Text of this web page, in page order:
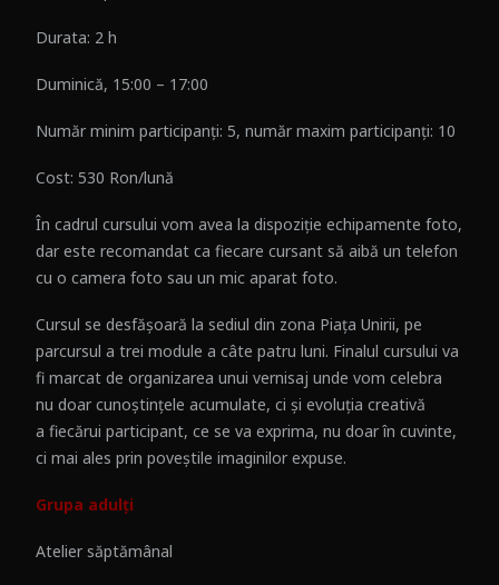
Durata: 2 h
Duminică, 15:00 – 17:00
Număr minim participanți: 5, număr maxim participanți: 10
Cost: 530 Ron/lună
În cadrul cursului vom avea la dispoziție echipamente foto,
dar este recomandat ca fiecare cursant să aibă un telefon
cu o camera foto sau un mic aparat foto.
Cursul se desfășoară la sediul din zona Piața Unirii, pe
parcursul a trei module a câte patru luni. Finalul cursului va
fi marcat de organizarea unui vernisaj unde vom celebra
nu doar cunoștințele acumulate, ci și evoluția creativă
a fiecărui participant, ce se va exprima, nu doar în cuvinte,
ci mai ales prin poveștile imaginilor expuse.
Grupa adulți
Atelier săptămânal